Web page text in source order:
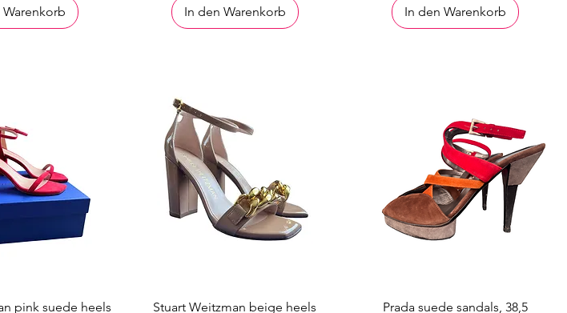
Warenkorb In den Warenkorb In den Warenkorb
pink suede heels Stuart Weitzman beige heels Prada suede sandals, 38,5